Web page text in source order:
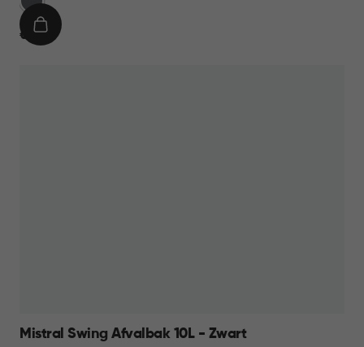
€
€ 11,95
IN
Mistral Swing Afvalbak 10L - Zwart